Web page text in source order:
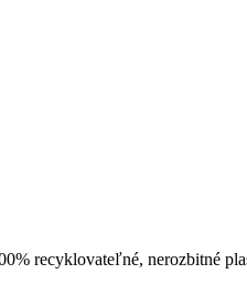
recyklovateľné, nerozbitné